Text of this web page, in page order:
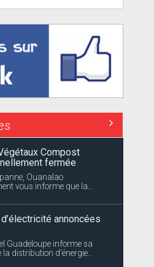
Compost
fermée
Ouanalao
vous informe que la...
annoncées
Guadeloupe informe sa
la distribution d’énergie...